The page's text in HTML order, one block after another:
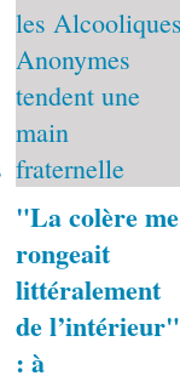
"La colère me
rongeait
littéralement
de l’intérieur"
: à